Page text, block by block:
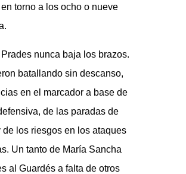
torno a los ocho o nueve
nunca baja los brazos.
batallando sin descanso,
en el marcador a base de
de las paradas de
de los riesgos en los ataques
Un tanto de María Sancha
al Guardés a falta de otros